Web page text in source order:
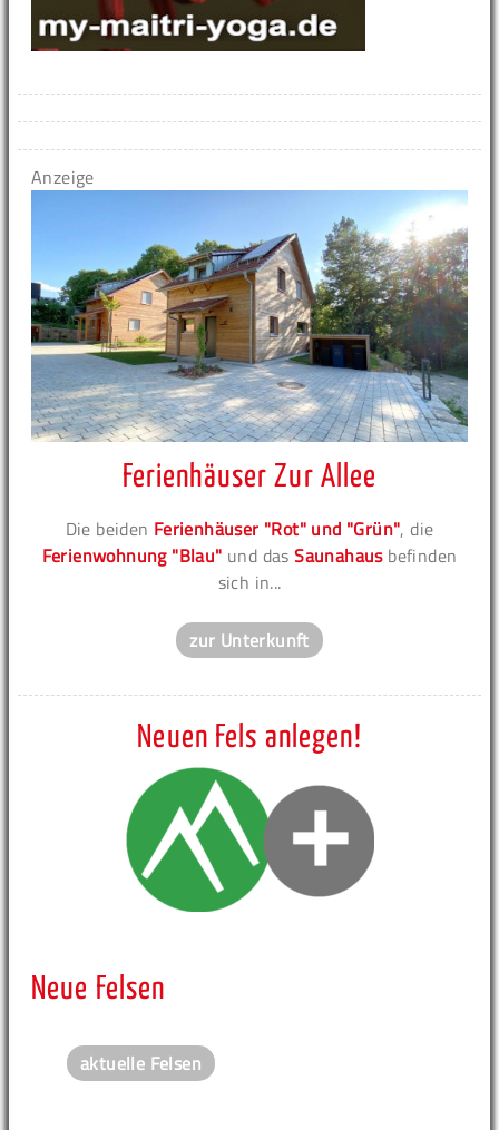
Anzeige
Ferienhäuser Zur Allee
Die beiden Ferienhäuser "Rot" und "Grün", die
Ferienwohnung "Blau" und dasSaunahausbefinden
sich in...
zur Unterkunft
Neuen Fels anlegen!
Neue Felsen
aktuelle Felsen